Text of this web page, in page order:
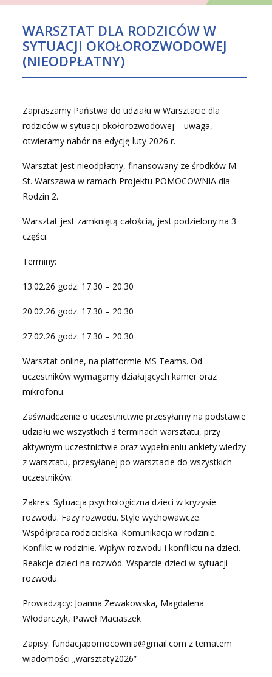
N
WARSZTAT DLA RODZICÓW W
SYTUACJI OKOŁOROZWODOWEJ
(NIEODPŁATNY)
Zapraszamy Państwa do udziału w Warsztacie dla
rodziców w sytuacji okołorozwodowej – uwaga,
otwieramy nabór na edycję luty 2026 r.
Warsztat jest nieodpłatny, finansowany ze środków M.
St. Warszawa w ramach Projektu POMOCOWNIA dla
Rodzin 2.
Warsztat jest zamkniętą całością, jest podzielony na 3
części.
Terminy:
13.02.26 godz. 17.30 – 20.30
20.02.26 godz. 17.30 – 20.30
27.02.26 godz. 17.30 – 20.30
Warsztat online, na platformie MS Teams. Od
uczestników wymagamy działających kamer oraz
mikrofonu.
Zaświadczenie o uczestnictwie przesyłamy na podstawie
udziału we wszystkich 3 terminach warsztatu, przy
aktywnym uczestnictwie oraz wypełnieniu ankiety wiedzy
z warsztatu, przesyłanej po warsztacie do wszystkich
uczestników.
Zakres: Sytuacja psychologiczna dzieci w kryzysie
rozwodu. Fazy rozwodu. Style wychowawcze.
Współpraca rodzicielska. Komunikacja w rodzinie.
Konflikt w rodzinie. Wpływ rozwodu i konfliktu na dzieci.
Reakcje dzieci na rozwód. Wsparcie dzieci w sytuacji
rozwodu.
Prowadzący: Joanna Żewakowska, Magdalena
Włodarczyk, Paweł Maciaszek
Zapisy: fundacjapomocownia@gmail.com z tematem
wiadomości „warsztaty2026”